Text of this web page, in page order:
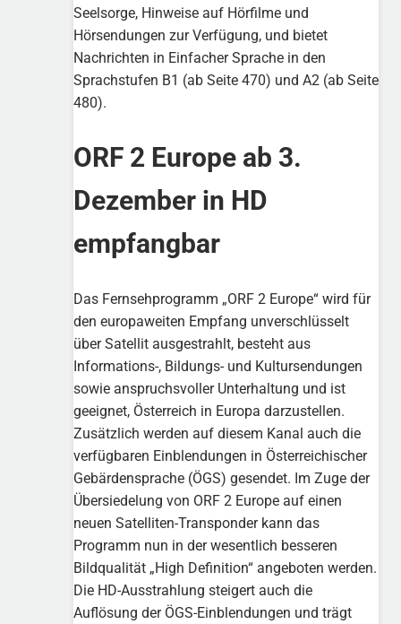
Seelsorge, Hinweise auf Hörfilme und
Hörsendungen zur Verfügung, und bietet
Nachrichten in Einfacher Sprache in den
Sprachstufen B1 (ab Seite 470) und A2 (ab Seite
480).
ORF 2 Europe ab 3.
Dezember in HD
empfangbar
Das Fernsehprogramm „ORF 2 Europe“ wird für
den europaweiten Empfang unverschlüsselt
über Satellit ausgestrahlt, besteht aus
Informations-, Bildungs- und Kultursendungen
sowie anspruchsvoller Unterhaltung und ist
geeignet, Österreich in Europa darzustellen.
Zusätzlich werden auf diesem Kanal auch die
verfügbaren Einblendungen in Österreichischer
Gebärdensprache (ÖGS) gesendet. Im Zuge der
Übersiedelung von ORF 2 Europe auf einen
neuen Satelliten-Transponder kann das
Programm nun in der wesentlich besseren
Bildqualität „High Definition“ angeboten werden.
Die HD-Ausstrahlung steigert auch die
Auflösung der ÖGS-Einblendungen und trägt